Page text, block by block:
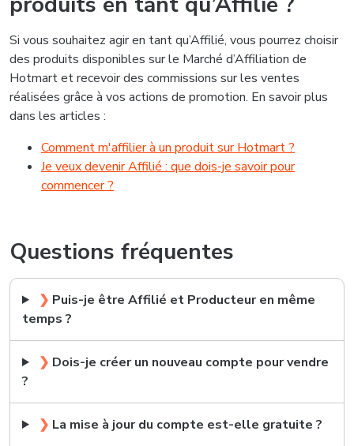
Si vous souhaitez agir en tant qu’Affilié, vous pourrez choisir
des produits disponibles sur le Marché d’Affiliation de
Hotmart et recevoir des commissions sur les ventes
réalisées grâce à vos actions de promotion. En savoir plus
dans les articles :
Comment m'affilier à un produit sur Hotmart ?
Je veux devenir Affilié : que dois-je savoir pour
commencer ?
Questions fréquentes
❯ Puis-je être Affilié et Producteur en même
temps ?
❯ Dois-je créer un nouveau compte pour vendre
?
❯ La mise à jour du compte est-elle gratuite ?